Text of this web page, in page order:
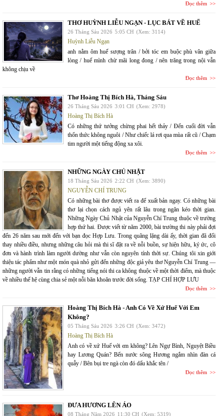
Đọc thêm
THƠ HUỲNH LIỄU NGẠN - LỤC BÁT VỀ HUẾ
26 Tháng Sáu 2026 5:05 CH (Xem: 3114)
Huỳnh Liễu Ngạn
anh nằm ôm huế sượng trân / bởi tóc em buộc phù vân giữa
lòng / huế mình chừ mãi long đong / nên trăng trong nội vẫn
không chịu về
Đọc thêm
Thơ Hoàng Thị Bích Hà, Tháng Sáu
26 Tháng Sáu 2026 3:01 CH (Xem: 2978)
Hoàng Thị Bích Hà
Có những thứ tưởng chừng phai hết thảy / Đến cuối đời vẫn
thổn thức không nguôi / Như chiếc lá rơi qua mùa rất cũ / Chạm
tim người một tiếng động xa xôi.
Đọc thêm
NHỮNG NGÀY CHỦ NHẬT
18 Tháng Sáu 2026 2:22 CH (Xem: 3890)
NGUYỄN CHÍ TRUNG
Có những bài thơ được viết ra để xuất bản ngay. Có những bài
thơ lại chọn cách ngủ yên rất lâu trong ngăn kéo thời gian.
Những Ngày Chủ Nhật của Nguyễn Chí Trung thuộc về trường
hợp thứ hai. Được viết từ năm 2000, bài trường thi này phải đợi
đến 26 năm sau mới đến với bạn đọc Hợp Lưu. Trong quãng lặng dài ấy, thời gian đã đổi
thay nhiều điều, nhưng những câu hỏi mà thi sĩ đặt ra về nỗi buồn, sự hiện hữu, ký ức, cô
đơn và hành trình làm người dường như vẫn còn nguyên tính thời sự. Chúng tôi xin giới
thiệu tác phẩm như một món quà nhỏ gửi đến những độc giả yêu thơ Nguyễn Chí Trung —
những người vẫn tin rằng có những tiếng nói thi ca không thuộc về một thời điểm, mà thuộc
về nhiều thế hệ cùng chia sẻ một nỗi băn khoăn trước đời sống. TẠP CHÍ HỢP LƯU
Đọc thêm
Hoàng Thị Bích Hà - Anh Có Về Xứ Huế Với Em
Không?
05 Tháng Sáu 2026 3:26 CH (Xem: 3472)
Hoàng Thị Bích Hà
Anh có về xứ Huế với em không? Lên Ngự Bình, Nguyệt Biều
hay Lương Quán? Bến nước sông Hương ngắm nhìn đàn cá
quẫy / Bên bụi tre ngà còn đó dấu khắc tên /
Đọc thêm
ĐƯA HƯƠNG LÊN ÁO
08 Tháng Năm 2026 11:30 CH (Xem: 5319)